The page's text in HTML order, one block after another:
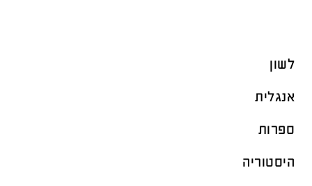
לשון
אנגלית
ספרות
היסטוריה